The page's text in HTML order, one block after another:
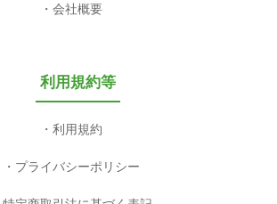
会社概要
利用規約等
利用規約
プライバシーポリシー